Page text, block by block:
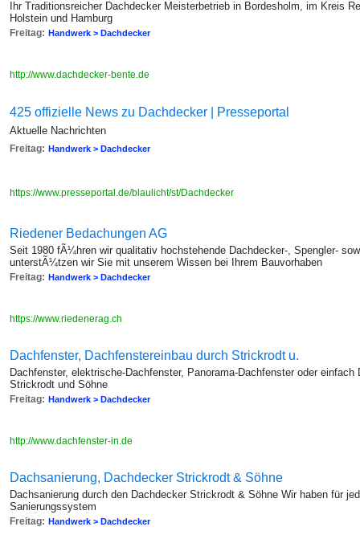
Ihr Traditionsreicher Dachdecker Meisterbetrieb in Bordesholm, im Kreis
Holstein und Hamburg
Freitag: Handwerk > Dachdecker
http://www.dachdecker-bente.de
425 offizielle News zu Dachdecker | Presseportal
Aktuelle Nachrichten
Freitag: Handwerk > Dachdecker
https://www.presseportal.de/blaulicht/st/Dachdecker
Riedener Bedachungen AG
Seit 1980 fÃ¼hren wir qualitativ hochstehende Dachdecker-, Spengler-
unterstÃ¼tzen wir Sie mit unserem Wissen bei Ihrem Bauvorhaben
Freitag: Handwerk > Dachdecker
https://www.riedenerag.ch
Dachfenster, Dachfenstereinbau durch Strickrodt u.
Dachfenster, elektrische-Dachfenster, Panorama-Dachfenster oder
Strickrodt und Söhne
Freitag: Handwerk > Dachdecker
http://www.dachfenster-in.de
Dachsanierung, Dachdecker Strickrodt & Söhne
Dachsanierung durch den Dachdecker Strickrodt & Söhne Wir haben für
Sanierungssystem
Freitag: Handwerk > Dachdecker